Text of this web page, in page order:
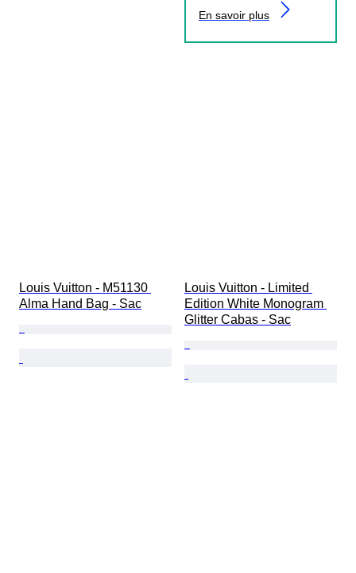
En savoir plus
Louis Vuitton - M51130
Alma Hand Bag - Sac
Louis Vuitton - Limited
Edition White Monogram
Glitter Cabas - Sac